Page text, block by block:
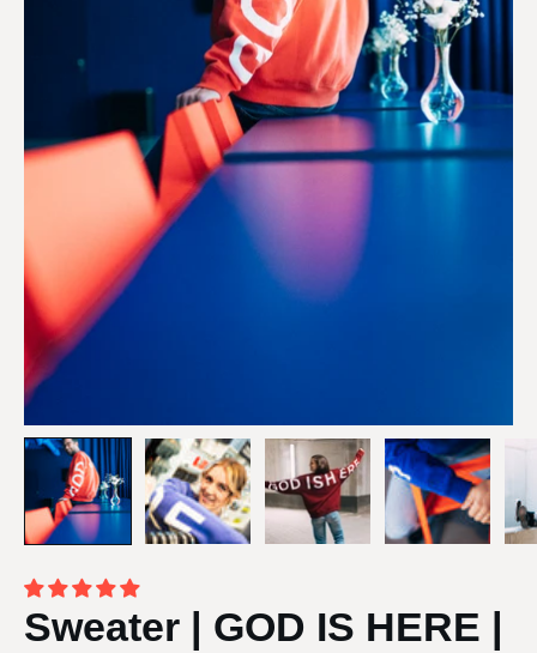
Sweater | GOD IS HERE |